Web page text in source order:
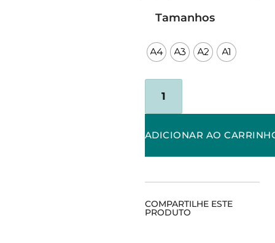
Tamanhos
A4 A3 A2 A1
ADICIONAR AO
COMPARTILHE ESTE
PRODUTO